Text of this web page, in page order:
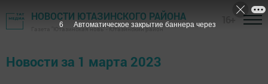
НОВОСТИ ЮТАЗИНСКОГО РАЙОНА
Газета "Ютазинская новь" - Ютазинский район
Новости за 1 марта 2023
5 Автоматическое закрытие баннера через